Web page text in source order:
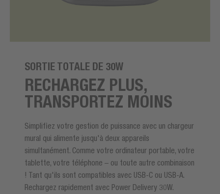
SORTIE TOTALE DE 30W
RECHARGEZ PLUS,
TRANSPORTEZ MOINS
Simplifiez votre gestion de puissance avec un chargeur
mural qui alimente jusqu'à deux appareils
simultanément. Comme votre ordinateur portable, votre
tablette, votre téléphone – ou toute autre combinaison
! Tant qu'ils sont compatibles avec USB-C ou USB-A.
Rechargez rapidement avec Power Delivery 30W.